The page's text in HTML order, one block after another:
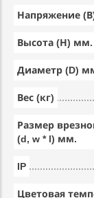
Напряжение
Высота (Н) мм.
Диаметр (D)
Вес (кг)
Размер
(d, w * l) мм.
IP
Цветовая